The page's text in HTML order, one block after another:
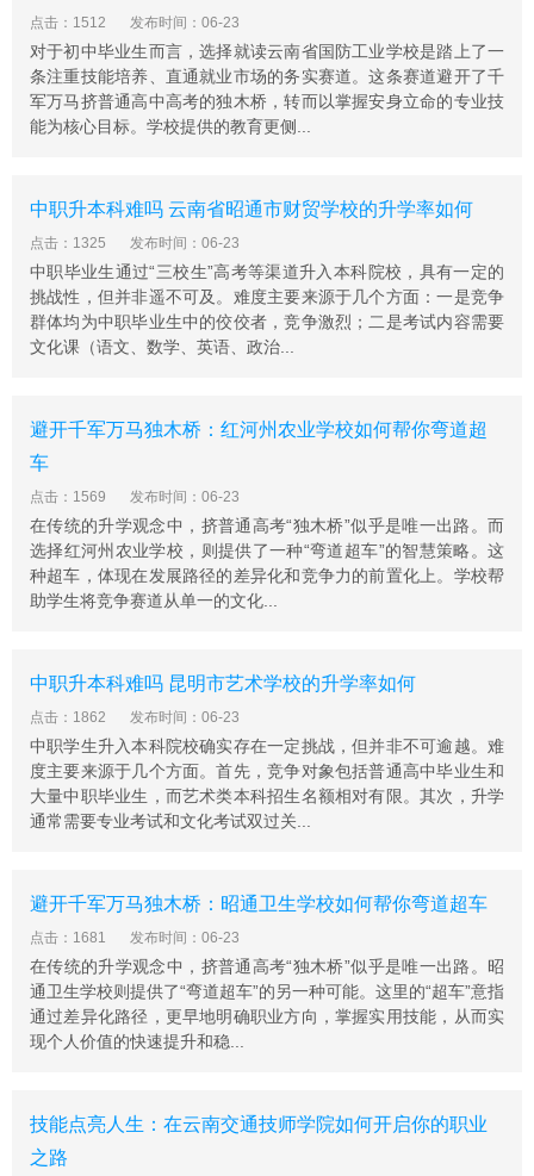
员1162人。毕业生就业率多年来一直保持在95%以上。现
已发展成为一所立足曲靖，面向云南，服务全国，以农为
主，多专业协调发展的综合型国家级重点中专。与中国农
业大学、云南农业大学、西南林学院等高校联办的各类函
点击：1512 发布时间：06-23
对于初中毕业生而言，选择就读云南省国防工业学校是踏上了一
条注重技能培养、直通就业市场的务实赛道。这条赛道避开了千
军万马挤普通高中高考的独木桥，转而以掌握安身立命的专业技
能为核心目标。学校提供的教育更侧...
中职升本科难吗 云南省昭通市财贸学校的升学率如何
点击：1325 发布时间：06-23
中职毕业生通过“三校生”高考等渠道升入本科院校，具有一定的
挑战性，但并非遥不可及。难度主要来源于几个方面：一是竞争
群体均为中职毕业生中的佼佼者，竞争激烈；二是考试内容需要
文化课（语文、数学、英语、政治...
避开千军万马独木桥：红河州农业学校如何帮你弯道超
车
点击：1569 发布时间：06-23
在传统的升学观念中，挤普通高考“独木桥”似乎是唯一出路。而
选择红河州农业学校，则提供了一种“弯道超车”的智慧策略。这
种超车，体现在发展路径的差异化和竞争力的前置化上。学校帮
助学生将竞争赛道从单一的文化...
中职升本科难吗 昆明市艺术学校的升学率如何
点击：1862 发布时间：06-23
中职学生升入本科院校确实存在一定挑战，但并非不可逾越。难
度主要来源于几个方面。首先，竞争对象包括普通高中毕业生和
大量中职毕业生，而艺术类本科招生名额相对有限。其次，升学
通常需要专业考试和文化考试双过关...
避开千军万马独木桥：昭通卫生学校如何帮你弯道超车
点击：1681 发布时间：06-23
在传统的升学观念中，挤普通高考“独木桥”似乎是唯一出路。昭
通卫生学校则提供了“弯道超车”的另一种可能。这里的“超车”意指
通过差异化路径，更早地明确职业方向，掌握实用技能，从而实
现个人价值的快速提升和稳...
技能点亮人生：在云南交通技师学院如何开启你的职业
之路